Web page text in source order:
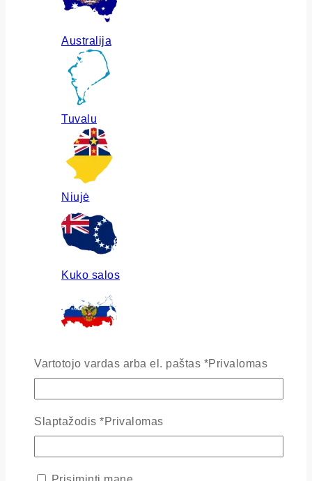
Australija
Tuvalu
Niujė
Kuko salos
Vartotojo vardas arba el. paštas *Privalomas
Slaptažodis *Privalomas